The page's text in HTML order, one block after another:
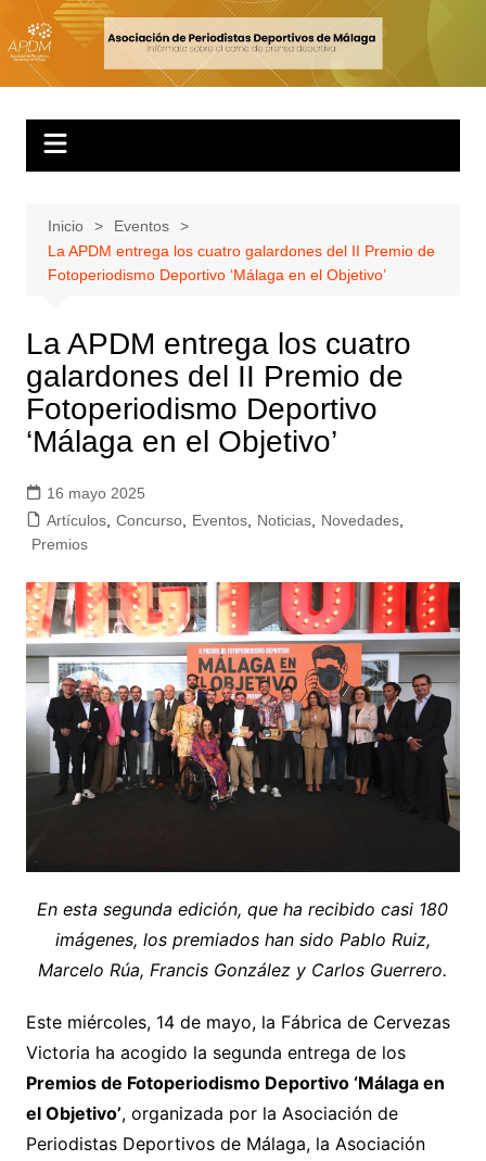
Inicio
Eventos
La APDM entrega los cuatro galardones del II Premio de
Fotoperiodismo Deportivo ‘Málaga en el Objetivo’
La APDM entrega los cuatro
galardones del II Premio de
Fotoperiodismo Deportivo
‘Málaga en el Objetivo’
16 mayo 2025
Artículos, Concurso, Eventos, Noticias, Novedades,
Premios
En esta segunda edición, que ha recibido casi 180
imágenes, los premiados han sido Pablo Ruiz,
Marcelo Rúa, Francis González y Carlos Guerrero.
Este miércoles, 14 de mayo, la Fábrica de Cervezas
Victoria ha acogido la segunda entrega de los
Premios de Fotoperiodismo Deportivo ‘Málaga en
el Objetivo’, organizada por la Asociación de
Periodistas Deportivos de Málaga, la Asociación